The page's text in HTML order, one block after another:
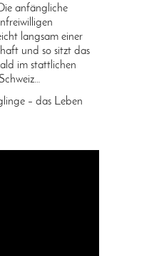
anfängliche
langsam einer
und so sitzt das
im stattlichen
– das Leben